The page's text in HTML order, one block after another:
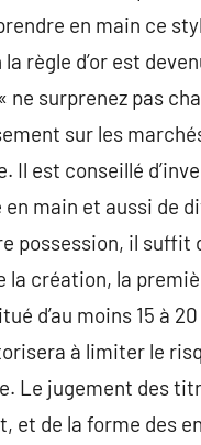
en main ce
d’or est
ne surprenez pas
sur les
Il est conseillé
main et aussi de
possession, il
création, la
d’au moins 15 à
à limiter le
Le jugement des
et de la forme des